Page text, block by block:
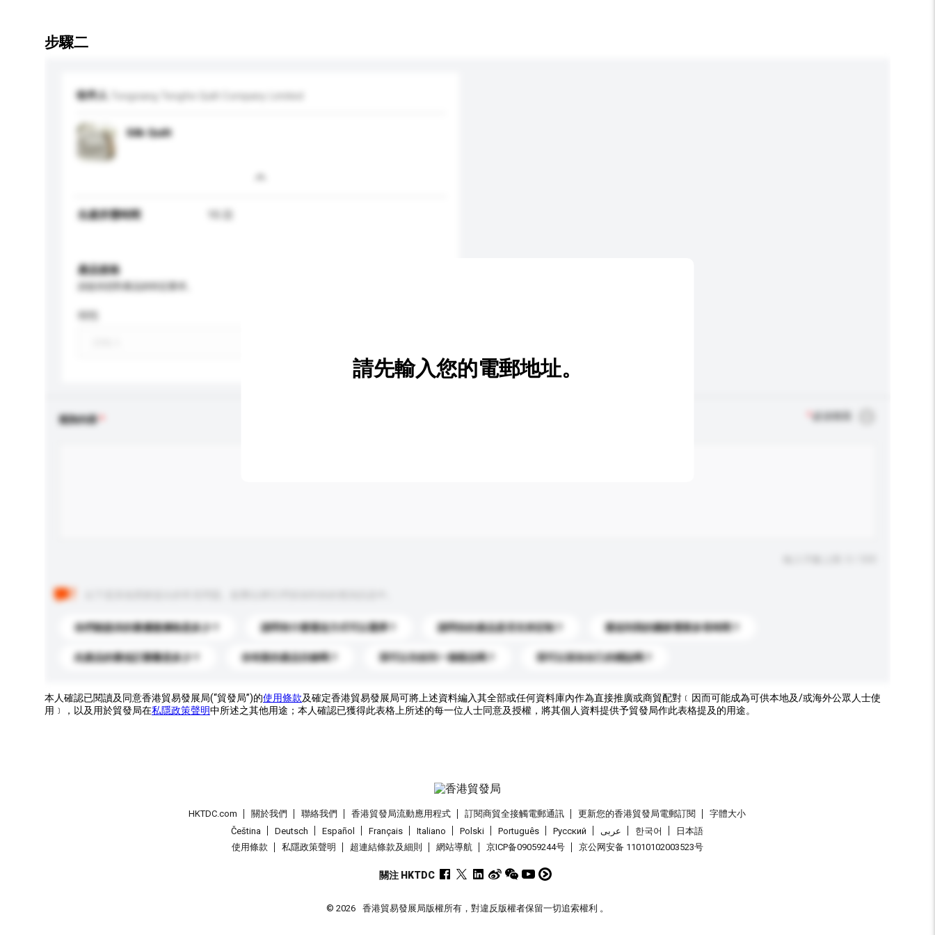
步驟二
收件人 Tongxiang Tengfei Quilt Company Limited
Silk Quilt
生產所需時間
產品規格
查詢內容
你們能提供的最優惠價格是多少？ 請問有什麼運送方式可以選擇？ 請問你的產品是否支持定制？ 運送到我的國家需要多長時間？
此產品的最低訂購量是多少？ 你有新的產品目錄嗎？ 我可以先收到一個樣品嗎？ 我可以添加自己的標誌嗎？
請先輸入您的電郵地址。
本人確認已閱讀及同意香港貿易發展局(“貿發局”)的使用條款及確定香港貿易發展局可將上述資料編入其全部或任何資料庫內作為直接推廣或商貿配對﹝因而可能成為可供本地及/或海外公眾人士使
用﹞，以及用於貿發局在私隱政策聲明中所述之其他用途；本人確認已獲得此表格上所述的每一位人士同意及授權，將其個人資料提供予貿發局作此表格提及的用途。
HKTDC.com 關於我們 聯絡我們 香港貿發局流動應用程式 訂閱商貿全接觸電郵通訊 更新您的香港貿發局電郵訂閱
字體大小
Čeština
Deutsch Español Français Italiano Polski Português Pусский عربى 한국어
日本語
使用條款
私隱政策聲明 超連結條款及細則 網站導航 京ICP备09059244号 京公网安备 11010102003523号
關注 HKTDC
© 2026 香港貿易發展局版權所有，對違反版權者保留一切追索權利 。